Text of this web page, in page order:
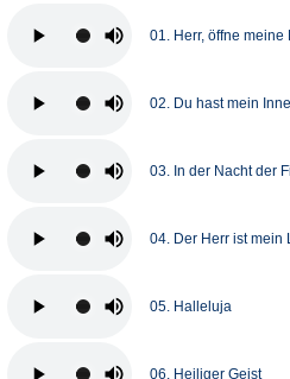
01. Herr, öffne meine
02. Du hast mein
03. In der Nacht der
04. Der Herr ist mein
05. Halleluja
06. Heiliger Geist